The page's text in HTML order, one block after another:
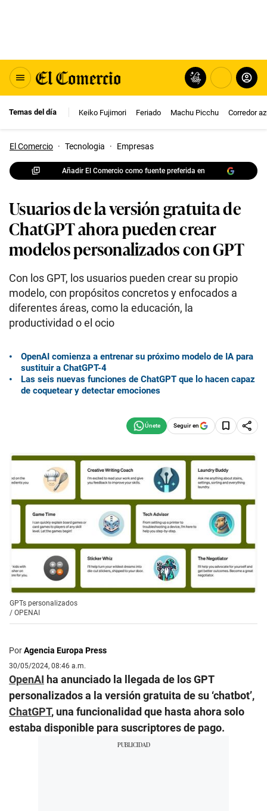
Temas del día Keiko Fujimori Feriado Machu Picchu Corredor
El Comercio · Tecnologia · Empresas
Añadir El Comercio como fuente preferida en
Usuarios de la versión gratuita de
ChatGPT ahora pueden crear
modelos personalizados con GPT
Con los GPT, los usuarios pueden crear su propio
modelo, con propósitos concretos y enfocados a
diferentes áreas, como la educación, la
productividad o el ocio
OpenAI comienza a entrenar su próximo modelo de IA para
sustituir a ChatGPT-4
Las seis nuevas funciones de ChatGPT que lo hacen capaz
de coquetear y detectar emociones
Seguir en
GPTs personalizados
/ OPENAI
PorAgencia Europa Press
30/05/2024, 08:46 a.m.
OpenAI ha anunciado la llegada de los GPT
personalizados a la versión gratuita de su ‘chatbot’,
ChatGPT, una funcionalidad que hasta ahora solo
estaba disponible para suscriptores de pago.